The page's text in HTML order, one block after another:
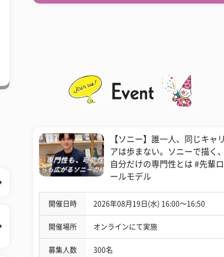
【ソニー】誰一人、同じキャリ
アは歩まない。ソニーで描く、
自分だけの専門性とは #先輩ロ
ールモデル
開催日時 2026年08月19日(水) 16:00〜16:50
開催場所 オンラインにて実施
募集人数 300名